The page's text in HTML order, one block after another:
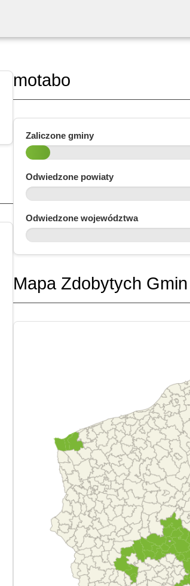
motabo
Zaliczone gminy
Odwiedzone powiaty
Odwiedzone województwa
Mapa Zdobytych Gmin